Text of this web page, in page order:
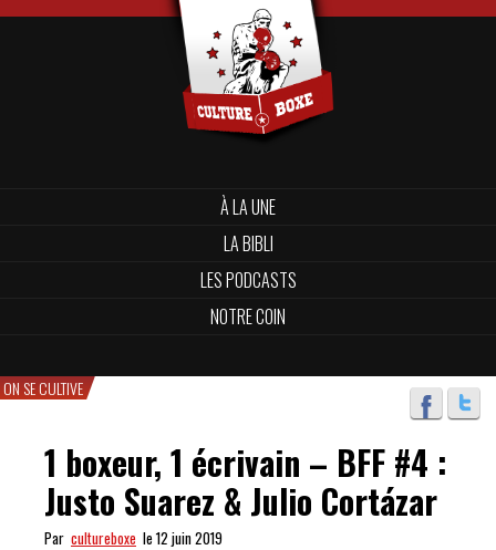
À LA UNE
LA BIBLI
LES PODCASTS
NOTRE COIN
ON SE CULTIVE
1 boxeur, 1 écrivain – BFF #4 :
Justo Suarez & Julio Cortázar
Par cultureboxe le 12 juin 2019